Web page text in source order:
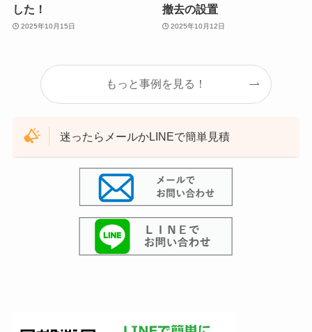
した！
2025年10月15日
撤去の設置
2025年10月12日
もっと事例を見る！
迷ったらメールかLINEで簡単見積